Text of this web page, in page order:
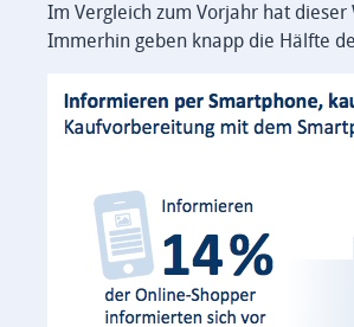
Im Vergleich zum Vorjahr hat
Immerhin geben knapp die Hälfte